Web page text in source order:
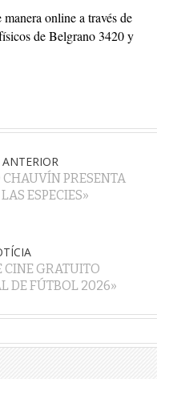
online a través de
de Belgrano 3420 y
PRESENTA
ESPECIES»
CINE GRATUITO
DE FÚTBOL 2026»